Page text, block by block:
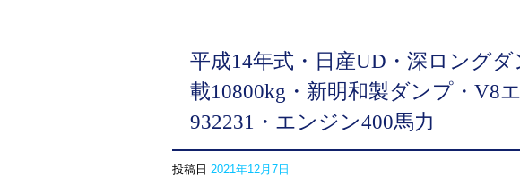
平成14年式・日産UD・深ロング
載10800kg・新明和製ダンプ・V8
932231・エンジン400馬力
投稿日 2021年12月7日